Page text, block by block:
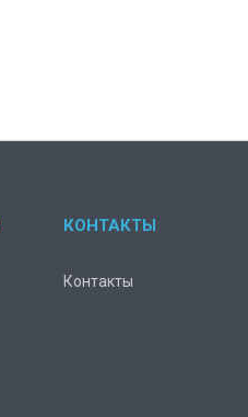
КОНТАКТЫ
Контакты